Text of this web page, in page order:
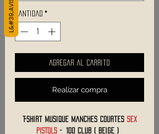
Cantidad *
Agregar al carrito
Realizar compra
T-Shirt Musique Manches Courtes SEX
PISTOLS- 100 Club ( Beige )